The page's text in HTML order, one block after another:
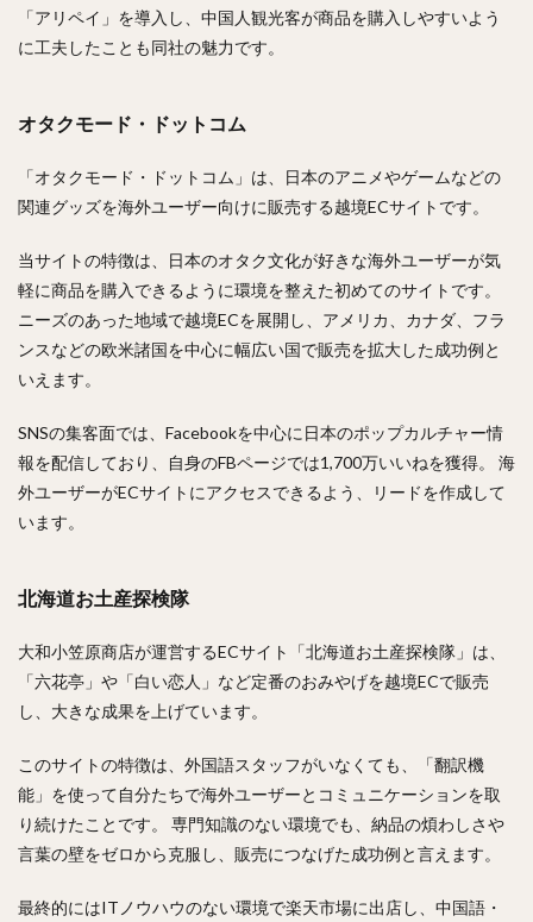
「アリペイ」を導入し、中国人観光客が商品を購入しやすいよう
に工夫したことも同社の魅力です。
オタクモード・ドットコム
「オタクモード・ドットコム」は、日本のアニメやゲームなどの
関連グッズを海外ユーザー向けに販売する越境ECサイトです。
当サイトの特徴は、日本のオタク文化が好きな海外ユーザーが気
軽に商品を購入できるように環境を整えた初めてのサイトです。
ニーズのあった地域で越境ECを展開し、アメリカ、カナダ、フラ
ンスなどの欧米諸国を中心に幅広い国で販売を拡大した成功例と
いえます。
SNSの集客面では、Facebookを中心に日本のポップカルチャー情
報を配信しており、自身のFBページでは1,700万いいねを獲得。 海
外ユーザーがECサイトにアクセスできるよう、リードを作成して
います。
北海道お土産探検隊
大和小笠原商店が運営するECサイト「北海道お土産探検隊」は、
「六花亭」や「白い恋人」など定番のおみやげを越境ECで販売
し、大きな成果を上げています。
このサイトの特徴は、外国語スタッフがいなくても、「翻訳機
能」を使って自分たちで海外ユーザーとコミュニケーションを取
り続けたことです。 専門知識のない環境でも、納品の煩わしさや
言葉の壁をゼロから克服し、販売につなげた成功例と言えます。
最終的にはITノウハウのない環境で楽天市場に出店し、中国語・